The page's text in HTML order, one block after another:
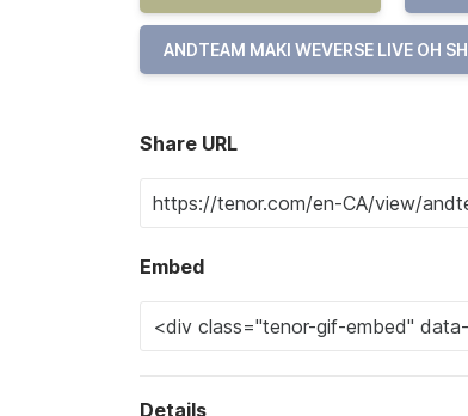
ANDTEAM MAKI WEVERSE LIVE OH SH
Share URL
Embed
Details